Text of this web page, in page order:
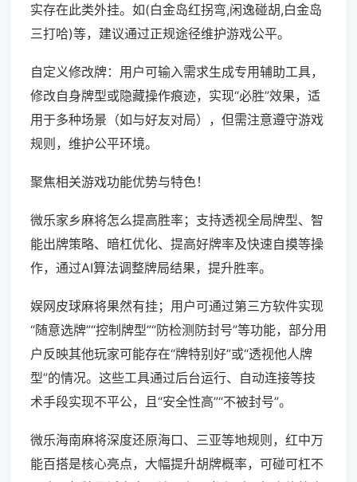
实存在此类外挂。如(白金岛红拐弯,闲逸碰胡,白金岛
三打哈)等，建议通过正规途径维护游戏公平。
自定义修改牌：用户可输入需求生成专用辅助工具，
修改自身牌型或隐藏操作痕迹，实现“必胜”效果，适
用于多种场景（如与好友对局），但需注意遵守游戏
规则，维护公平环境。
聚焦相关游戏功能优势与特色！
微乐家乡麻将怎么提高胜率；支持透视全局牌型、智
能出牌策略、暗杠优化、提高好牌率及快速自摸等操
作，通过AI算法调整牌局结果，提升胜率。
娱网皮球麻将果然有挂；用户可通过第三方软件实现
“随意选牌”“控制牌型”“防检测防封号”等功能，部分用
户反映其他玩家可能存在“牌特别好”或“透视他人牌
型”的情况。这些工具通过后台运行、自动连接等技
术手段实现不平公，且“安全性高”“不被封号”。
微乐海南麻将深度还原海口、三亚等地规则，红中万
能百搭是核心亮点，大幅提升胡牌概率，可碰可杠不